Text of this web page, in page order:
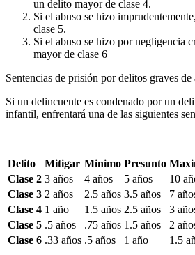
un delito mayor de clase 4.
Si el abuso se hizo
clase 5.
Si el abuso se hizo por negligencia
mayor de clase 6
Sentencias de prisión por delitos graves
Si un delincuente es condenado por un
infantil, enfrentará una de las siguientes
Delito Mitigar Minimo Presunto
Clase 2 3 años 4 años 5 años 10
Clase 3 2 años 2.5 años 3.5 años 7
Clase 4 1 año 1.5 años 2.5 años 3
Clase 5 .5 años .75 años 1.5 años 2
Clase 6 .33 años .5 años 1 año 1.5